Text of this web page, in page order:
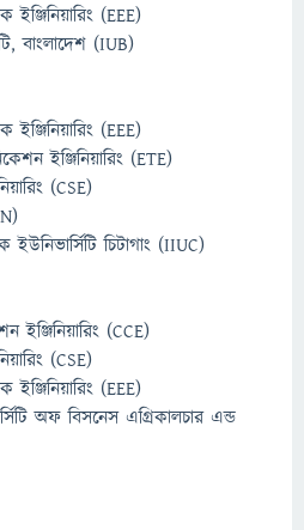
ইঞ্জিনিয়ারিং (EEE)
বাংলাদেশ (IUB)
ইঞ্জিনিয়ারিং (EEE)
ইঞ্জিনিয়ারিং (ETE)
(CSE)
ইউনিভার্সিটি চিটাগাং (IIUC)
ইঞ্জিনিয়ারিং (CCE)
(CSE)
ইঞ্জিনিয়ারিং (EEE)
অফ বিসনেস এগ্রিকালচার এন্ড